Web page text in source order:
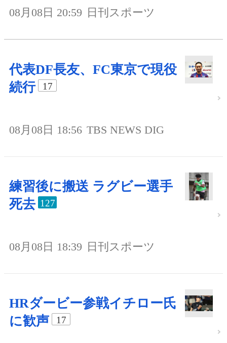
08月08日 20:59 日刊スポーツ
代表DF長友、FC東京で現役
続行
17
08月08日 18:56 TBS NEWS DIG
練習後に搬送 ラグビー選手
死去 127
08月08日 18:39 日刊スポーツ
HRダービー参戦イチロー氏
に歓声
17